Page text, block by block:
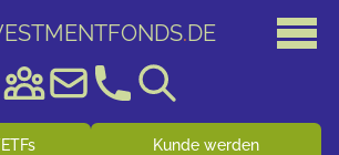
.DE
Kunde werden